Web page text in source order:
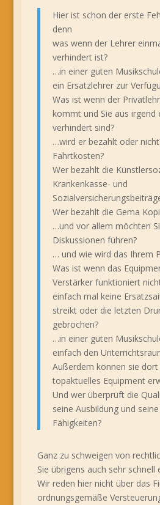
Hier ist schon der erste
denn
was wenn der Lehrer
verhindert ist?
…in einer guten
ein Ersatzlehrer zur
Was ist wenn der
kommt und Sie aus irgend
verhindert sind?
…wird er bezahlt oder
Fahrtkosten?
Wer bezahlt die
Krankenkasse- und
Wer bezahlt die Gema
…und vor allem möchten
Diskussionen führen?
… und wie wird das Ihrem
Was ist wenn das
Verstärker funktioniert
einfach mal keine
streikt oder die letzten
gebrochen?
…in einer guten
einfach den
Außerdem können sie
topaktuelles Equipment
Und wer überprüft die
seine Ausbildung und
Fähigkeiten?
Ganz zu schweigen von
Sie übrigens auch sehr schnell
Wir reden hier nicht über das
ordnungsgemäße